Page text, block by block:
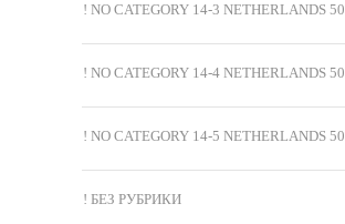
! NO CATEGORY 14-3 NETHERLANDS 50
! NO CATEGORY 14-4 NETHERLANDS 50
! NO CATEGORY 14-5 NETHERLANDS 50
! БЕЗ РУБРИКИ